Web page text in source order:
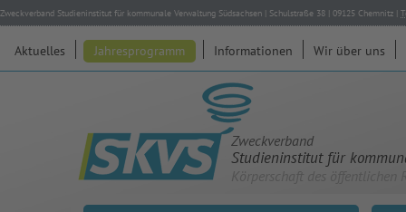
Zweckverband Studieninstitut für kommunale Verwaltung Südsachsen | Schulstraße 38 | 09125 Chemnitz |
Aktuelles Jahresprogramm Informationen Wir über uns
Zweckverband
Studieninstitut für
Körperschaft des öffentlichen